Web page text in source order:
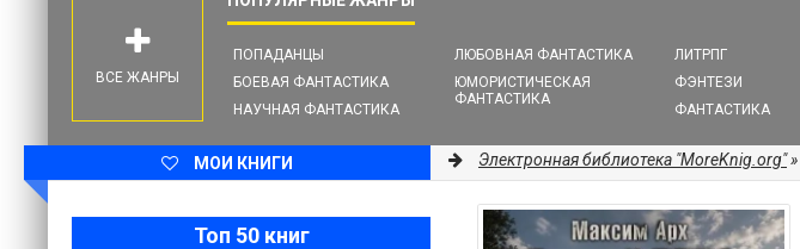
ПОПАДАНЦЫ
БОЕВАЯ ФАНТАСТИКА
НАУЧНАЯ ФАНТАСТИКА
ЛЮБОВНАЯ ФАНТАСТИКА
ЮМОРИСТИЧЕСКАЯ
ФАНТАСТИКА
ЛИТРПГ
ФЭНТЕЗИ
ФАНТАСТИКА
ВСЕ ЖАНРЫ
МОИ КНИГИ Электронная библиотека "MoreKnig.org"»
Топ 50 книг